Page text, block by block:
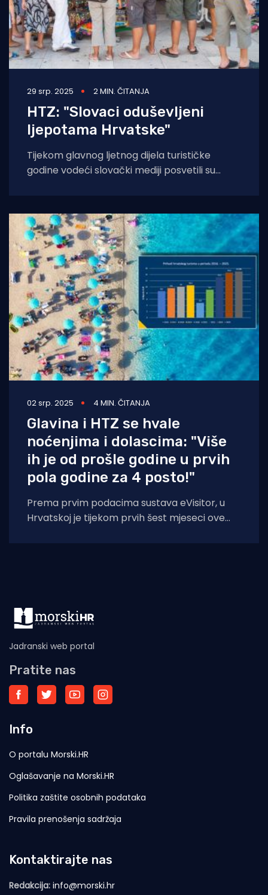
29 srp. 2025 2 MIN. ČITANJA
HTZ: "Slovaci oduševljeni
ljepotama Hrvatske"
Tijekom glavnog ljetnog dijela turističke
godine vodeći slovački mediji posvetili su
02 srp. 2025 4 MIN. ČITANJA
Glavina i HTZ se hvale
noćenjima i dolascima: "Više
ih je od prošle godine u prvih
pola godine za 4 posto!"
Prema prvim podacima sustava eVisitor, u
Hrvatskoj je tijekom prvih šest mjeseci ove
Jadranski web portal
Pratite nas
Info
O portalu Morski.HR
Oglašavanje na Morski.HR
Politika zaštite osobnih podataka
Pravila prenošenja sadržaja
Kontaktirajte nas
Redakcija: info@morski.hr